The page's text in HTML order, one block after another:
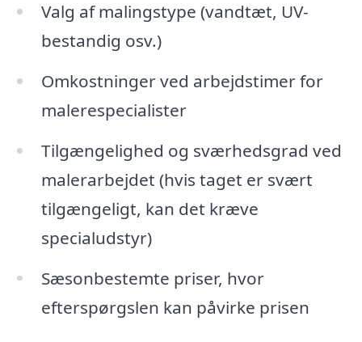
Valg af malingstype (vandtæt, UV-
bestandig osv.)
Omkostninger ved arbejdstimer for
malerespecialister
Tilgængelighed og sværhedsgrad ved
malerarbejdet (hvis taget er svært
tilgængeligt, kan det kræve
specialudstyr)
Sæsonbestemte priser, hvor
efterspørgslen kan påvirke prisen